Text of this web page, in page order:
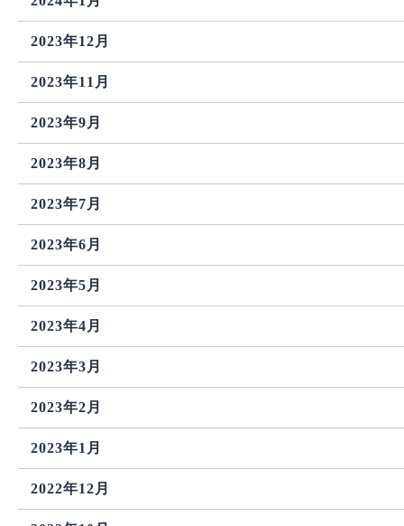
2023年12月
2023年11月
2023年9月
2023年8月
2023年7月
2023年6月
2023年5月
2023年4月
2023年3月
2023年2月
2023年1月
2022年12月